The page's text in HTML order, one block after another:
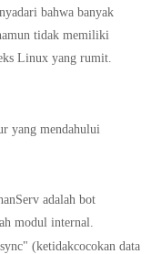
bahwa banyak
tidak memiliki
Linux yang rumit.
yang mendahului
adalah bot
modul internal.
(ketidakcocokan data